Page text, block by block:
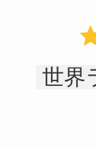
世界